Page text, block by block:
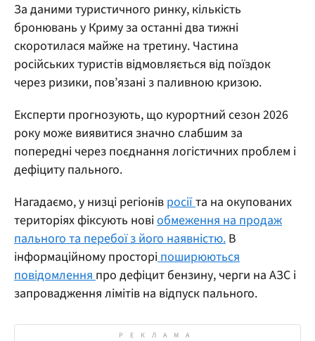
За даними туристичного ринку, кількість
бронювань у Криму за останні два тижні
скоротилася майже на третину. Частина
російських туристів відмовляється від поїздок
через ризики, пов’язані з паливною кризою.
Експерти прогнозують, що курортний сезон 2026
року може виявитися значно слабшим за
попередні через поєднання логістичних проблем і
дефіциту пального.
Нагадаємо, у низці регіонів росіїта на окупованих
територіях фіксують новіобмеження на продаж
пального та перебої з його наявністю. В
інформаційному просторіпоширюються
повідомленняпро дефіцит бензину, черги на АЗС і
запровадження лімітів на відпуск пального.